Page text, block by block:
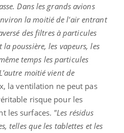
Dans les grands avions
la moitié de l'air entrant
des filtres à particules
poussière, les vapeurs, les
temps les particules
moitié vient de
la ventilation ne peut pas
risque pour les
les surfaces. "Les résidus
telles que les tablettes et les